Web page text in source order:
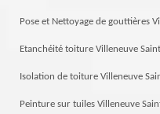
Pose et Nettoyage de gouttières
Etanchéité toiture Villeneuve
Isolation de toiture Villeneuve
Peinture sur tuiles Villeneuve